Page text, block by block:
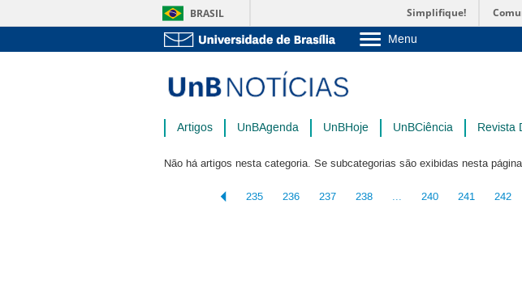
BRASIL Simplifique!
Menu
Pós-Graduação
Administração
Artigos UnBAgenda UnBHoje UnBCiência Revista
Não há artigos nesta categoria. Se subcategorias são exibidas nesta
235 236 237 238 ... 240 241 242